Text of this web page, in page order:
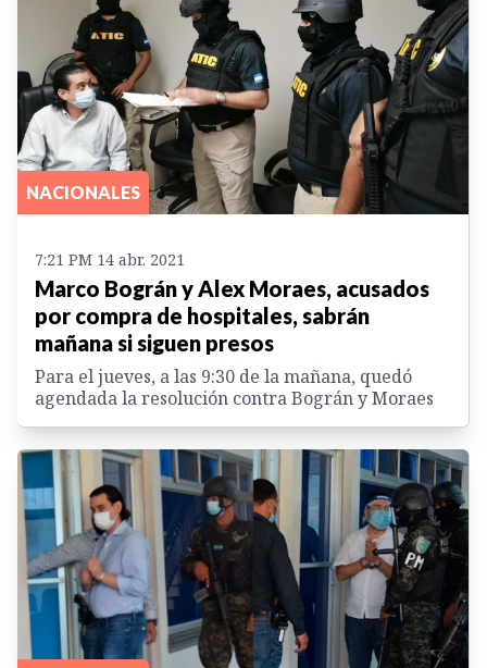
NACIONALES
7:21 PM 14 abr. 2021
Marco Bográn y Alex Moraes, acusados
por compra de hospitales, sabrán
mañana si siguen presos
Para el jueves, a las 9:30 de la mañana, quedó
agendada la resolución contra Bográn y Moraes